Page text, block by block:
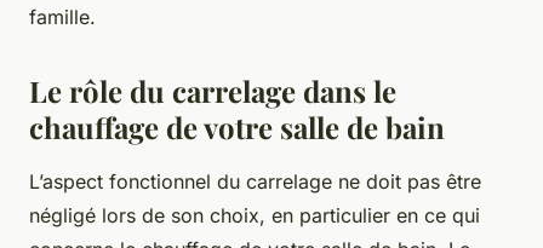
famille.
Le rôle du carrelage dans le
chauffage de votre salle de bain
L’aspect fonctionnel du carrelage ne doit pas être
négligé lors de son choix, en particulier en ce qui